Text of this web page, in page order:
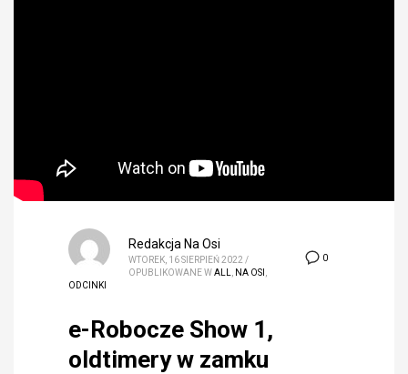
0
Redakcja Na Osi
WTOREK, 16 SIERPIEŃ 2022 /
OPUBLIKOWANE WALL NA OSI
ODCINKI
e-Robocze Show 1,
oldtimery w zamku